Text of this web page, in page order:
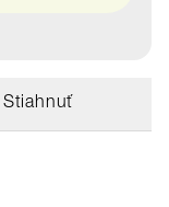
Stiahnuť